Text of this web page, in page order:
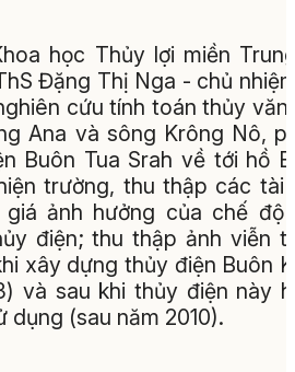
học Thủy lợi miền
Đặng Thị Nga - chủ
cứu tính toán thủy văn
Ana và sông Krông Nô,
Buôn Tua Srah về tới hồ
trường, thu thập các tài
ảnh hưởng của chế độ
điện; thu thập ảnh viễn
xây dựng thủy điện Buôn
và sau khi thủy điện này
dụng (sau năm 2010).